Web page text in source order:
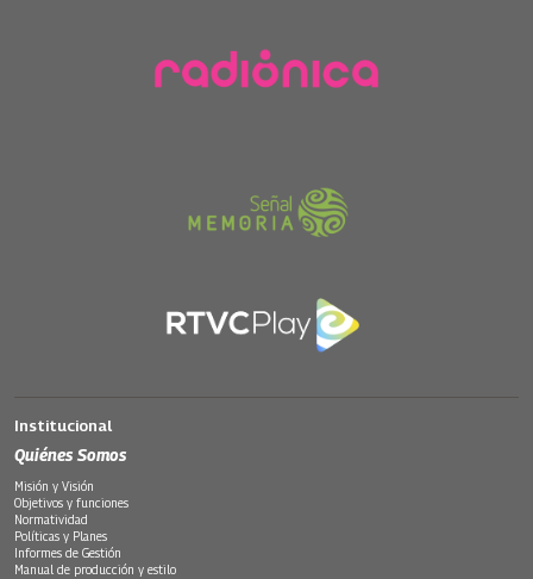
Institucional
Quiénes Somos
Misión y Visión
Objetivos y funciones
Normatividad
Políticas y Planes
Informes de Gestión
Manual de producción y estilo